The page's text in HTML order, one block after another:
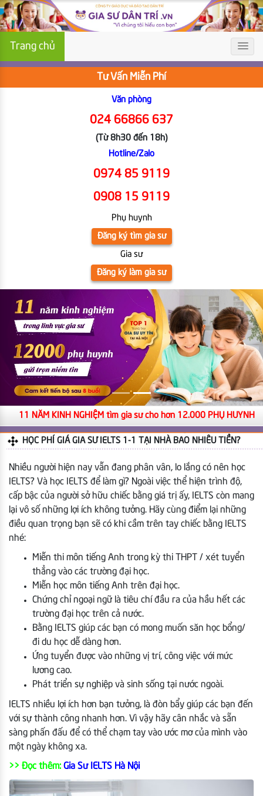
Trang chủ
Tư Vấn Miễn Phí
Văn phòng
024 66866 637
(Từ 8h30 đến 18h)
Hotline/Zalo
0974 85 9119
0908 15 9119
Phụ huynh
Đăng ký tìm gia sư
Gia sư
Đăng ký làm gia sư
11 NĂM KINH NGHIỆM tìm gia sư cho hơn 12.000 PHỤ HUYNH
HỌC PHÍ GIÁ GIA SƯ IELTS 1-1 TẠI NHÀ BAO NHIÊU TIỀN?
Nhiều người hiện nay vẫn đang phân vân, lo lắng có nên học
IELTS? Và học IELTS để làm gì? Ngoài việc thể hiện trình độ,
cấp bậc của người sở hữu chiếc bằng giá trị ấy, IELTS còn mang
lại vô số những lợi ích không tưởng. Hãy cùng điểm lại những
điều quan trọng bạn sẽ có khi cầm trên tay chiếc bằng IELTS
nhé:
Miễn thi môn tiếng Anh trong kỳ thi THPT / xét tuyển
thẳng vào các trường đại học.
Miễn học môn tiếng Anh trên đại học.
Chứng chỉ ngoại ngữ là tiêu chí đầu ra của hầu hết các
trường đại học trên cả nước.
Bằng IELTS giúp các bạn có mong muốn săn học bổng/
đi du học dễ dàng hơn.
Ứng tuyển được vào những vị trí, công việc với mức
lương cao.
Phát triển sự nghiệp và sinh sống tại nước ngoài.
IELTS nhiều lợi ích hơn bạn tưởng, là đòn bẩy giúp các bạn đến
với sự thành công nhanh hơn. Vì vậy hãy cân nhắc và sẵn
sàng phấn đấu để có thể chạm tay vào ước mơ của mình vào
một ngày không xa.
>> Đọc thêm: Gia Sư IELTS Hà Nội